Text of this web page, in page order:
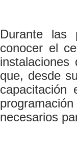
Durante las
conocer el
instalaciones
que, desde
capacitación
necesarios